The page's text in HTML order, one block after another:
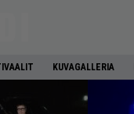
KUVAGALLERIA